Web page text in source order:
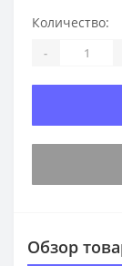
Количество:
-
Обзор